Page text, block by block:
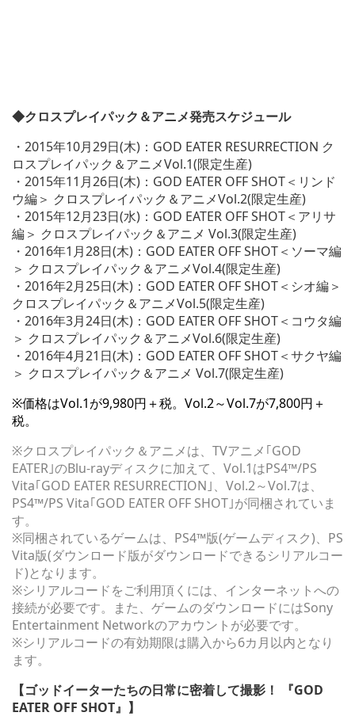
◆クロスプレイパック＆アニメ発売スケジュール
・2015年10月29日(木)：GOD EATER RESURRECTION ク
ロスプレイパック＆アニメVol.1(限定生産)
・2015年11月26日(木)：GOD EATER OFF SHOT＜リンド
ウ編＞ クロスプレイパック＆アニメVol.2(限定生産)
・2015年12月23日(水)：GOD EATER OFF SHOT＜アリサ
編＞ クロスプレイパック＆アニメ Vol.3(限定生産)
・2016年1月28日(木)：GOD EATER OFF SHOT＜ソーマ編
＞ クロスプレイパック＆アニメVol.4(限定生産)
・2016年2月25日(木)：GOD EATER OFF SHOT＜シオ編＞
クロスプレイパック＆アニメVol.5(限定生産)
・2016年3月24日(木)：GOD EATER OFF SHOT＜コウタ編
＞ クロスプレイパック＆アニメVol.6(限定生産)
・2016年4月21日(木)：GOD EATER OFF SHOT＜サクヤ編
＞ クロスプレイパック＆アニメ Vol.7(限定生産)
※価格はVol.1が9,980円＋税。Vol.2～Vol.7が7,800円＋
税。
※クロスプレイパック＆アニメは、TVアニメ｢GOD
EATER｣のBlu-rayディスクに加えて、Vol.1はPS4™/PS
Vita｢GOD EATER RESURRECTION｣、Vol.2～Vol.7は、
PS4™/PS Vita｢GOD EATER OFF SHOT｣が同梱されていま
す。
※同梱されているゲームは、PS4™版(ゲームディスク)、PS
Vita版(ダウンロード版がダウンロードできるシリアルコー
ド)となります。
※シリアルコードをご利用頂くには、インターネットへの
接続が必要です。また、ゲームのダウンロードにはSony
Entertainment Networkのアカウントが必要です。
※シリアルコードの有効期限は購入から6カ月以内となり
ます。
【ゴッドイーターたちの日常に密着して撮影！ 『GOD
EATER OFF SHOT』】